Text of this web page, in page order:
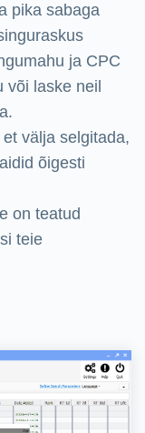
pika sabaga
ja CPC
või laske neil
välja selgitada,
õigesti
on teatud
teie